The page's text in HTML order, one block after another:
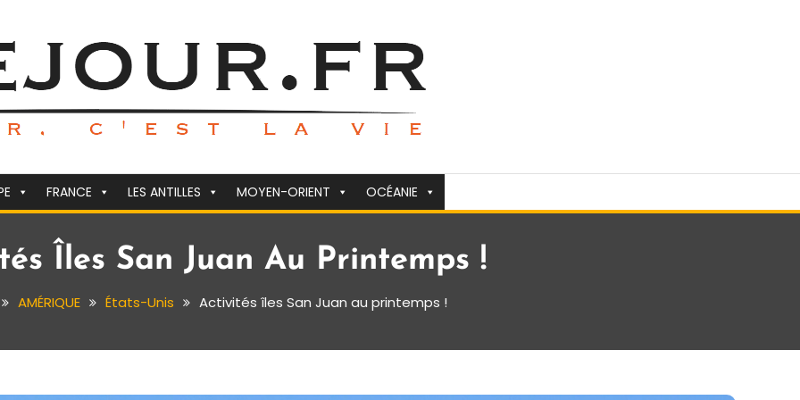
FRANCE LES ANTILLES MOYEN-ORIENT OCÉANIE
Îles San Juan Au Printemps !
AMÉRIQUE États-Unis Activités îles San Juan au printemps !